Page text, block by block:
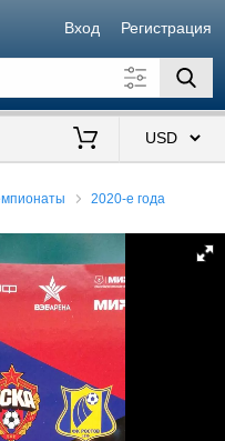
Вход Регистрация
2020-е года